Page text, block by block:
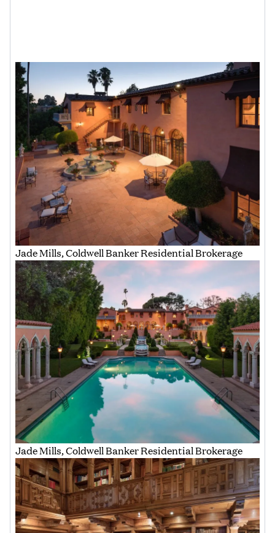
Jade Mills, Coldwell Banker Residential Brokerage
Jade Mills, Coldwell Banker Residential Brokerage